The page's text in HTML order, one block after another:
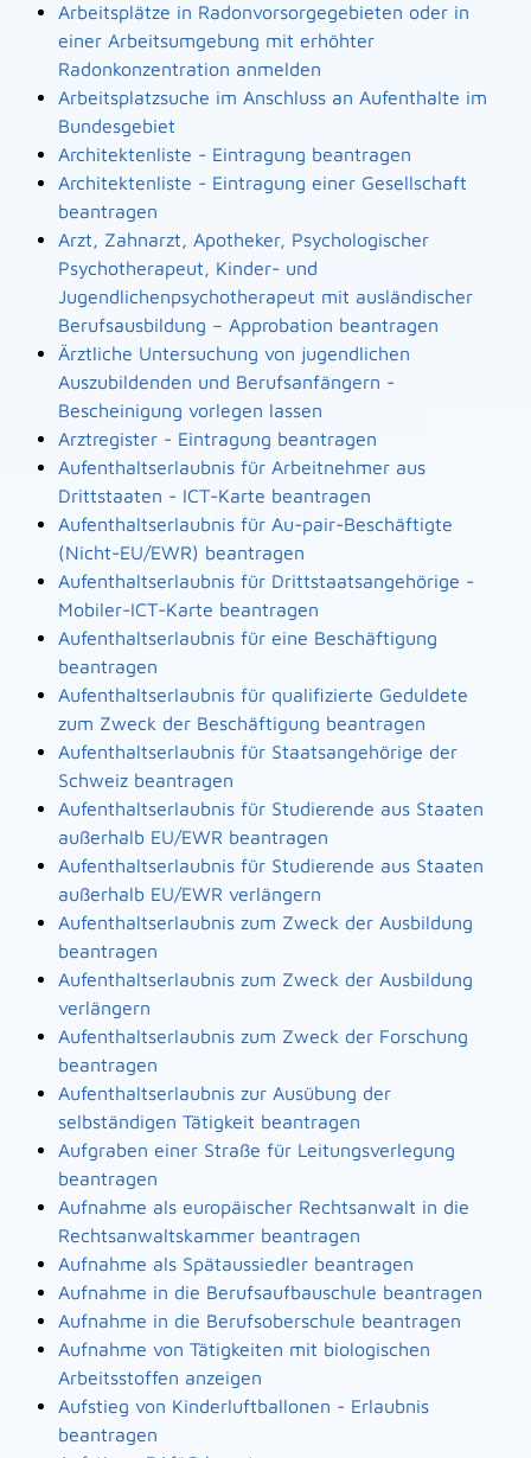
Arbeitsplätze in Radonvorsorgegebieten oder in
einer Arbeitsumgebung mit erhöhter
Radonkonzentration anmelden
Arbeitsplatzsuche im Anschluss an Aufenthalte im
Bundesgebiet
Architektenliste - Eintragung beantragen
Architektenliste - Eintragung einer Gesellschaft
beantragen
Arzt, Zahnarzt, Apotheker, Psychologischer
Psychotherapeut, Kinder- und
Jugendlichenpsychotherapeut mit ausländischer
Berufsausbildung – Approbation beantragen
Ärztliche Untersuchung von jugendlichen
Auszubildenden und Berufsanfängern -
Bescheinigung vorlegen lassen
Arztregister - Eintragung beantragen
Aufenthaltserlaubnis für Arbeitnehmer aus
Drittstaaten - ICT-Karte beantragen
Aufenthaltserlaubnis für Au-pair-Beschäftigte
(Nicht-EU/EWR) beantragen
Aufenthaltserlaubnis für Drittstaatsangehörige -
Mobiler-ICT-Karte beantragen
Aufenthaltserlaubnis für eine Beschäftigung
beantragen
Aufenthaltserlaubnis für qualifizierte Geduldete
zum Zweck der Beschäftigung beantragen
Aufenthaltserlaubnis für Staatsangehörige der
Schweiz beantragen
Aufenthaltserlaubnis für Studierende aus Staaten
außerhalb EU/EWR beantragen
Aufenthaltserlaubnis für Studierende aus Staaten
außerhalb EU/EWR verlängern
Aufenthaltserlaubnis zum Zweck der Ausbildung
beantragen
Aufenthaltserlaubnis zum Zweck der Ausbildung
verlängern
Aufenthaltserlaubnis zum Zweck der Forschung
beantragen
Aufenthaltserlaubnis zur Ausübung der
selbständigen Tätigkeit beantragen
Aufgraben einer Straße für Leitungsverlegung
beantragen
Aufnahme als europäischer Rechtsanwalt in die
Rechtsanwaltskammer beantragen
Aufnahme als Spätaussiedler beantragen
Aufnahme in die Berufsaufbauschule beantragen
Aufnahme in die Berufsoberschule beantragen
Aufnahme von Tätigkeiten mit biologischen
Arbeitsstoffen anzeigen
Aufstieg von Kinderluftballonen - Erlaubnis
beantragen